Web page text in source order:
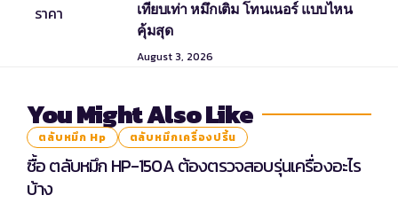
เทียบเท่า หมึกเติม โทนเนอร์ แบบไหน
คุ้มสุด
August 3, 2026
You Might Also Like
ตลับหมึก Hp ตลับหมึกเครื่องปริ้น
ซื้อ ตลับหมึก HP-150A ต้องตรวจสอบรุ่นเครื่องอะไร
บ้าง